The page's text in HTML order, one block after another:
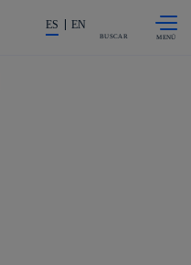
La acción en accionistas e
ES EN
BUSCAR